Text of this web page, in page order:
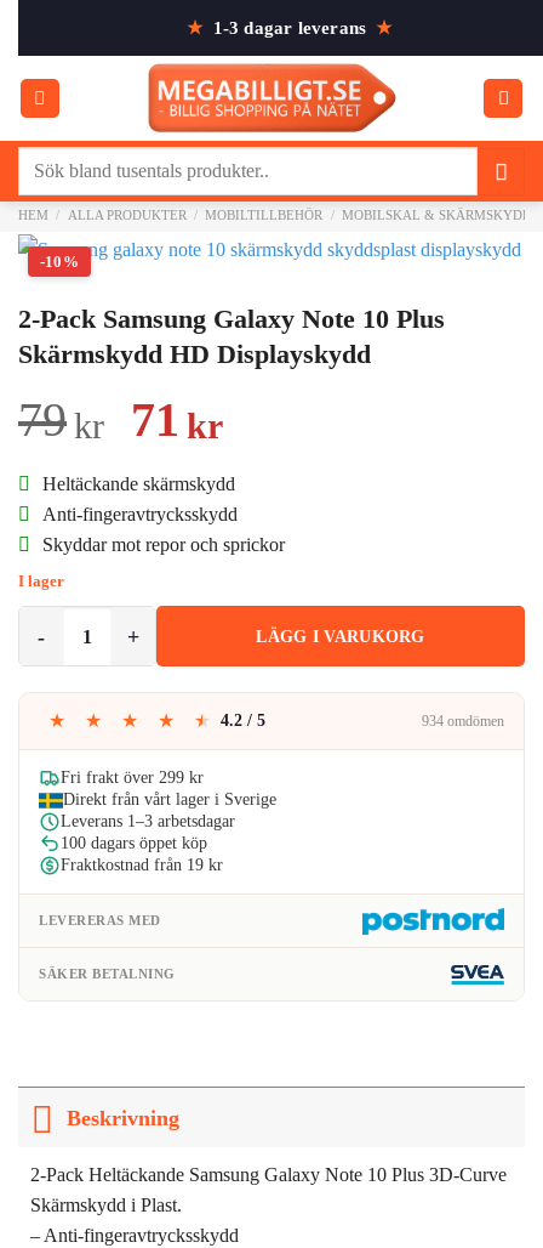
content
★ 1-3 dagar leverans ★
HEM / ALLA PRODUKTER / MOBILTILLBEHÖR / MOBILSKAL & SKÄRMSKYDD
-10%
2-Pack Samsung Galaxy Note 10 Plus
Skärmskydd HD Displayskydd
79kr
Det
ursprungliga
priset
var:
79kr.
71 krDet
nuvarande
priset
är:
71kr.
Heltäckande skärmskydd
Anti-fingeravtrycksskydd
Skyddar mot repor och sprickor
I lager
LÄGG I VARUKORG
★ ★ ★ ★ ★ 4.2 / 5 934 omdömen
Fri frakt över 299 kr
Direkt från vårt lager i Sverige
Leverans 1–3 arbetsdagar
100 dagars öppet köp
Fraktkostnad från 19 kr
LEVERERAS MED
SÄKER BETALNING
Beskrivning
2-Pack Heltäckande Samsung Galaxy Note 10 Plus 3D-Curve
Skärmskydd i Plast.
– Anti-fingeravtrycksskydd